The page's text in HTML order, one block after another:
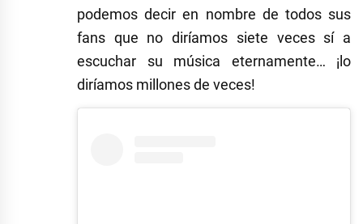
podemos decir en nombre de todos sus
fans que no diríamos siete veces sí a
escuchar su música eternamente… ¡lo
diríamos millones de veces!